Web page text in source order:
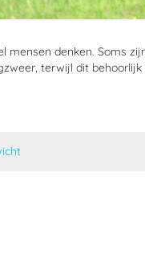
mensen denken. Soms
terwijl dit